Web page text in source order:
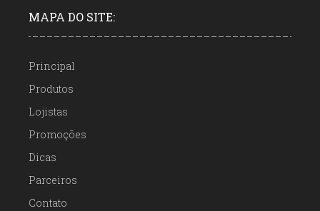
MAPA DO SITE:
Principal
Produtos
Lojistas
Promoções
Dicas
Parceiros
Contato